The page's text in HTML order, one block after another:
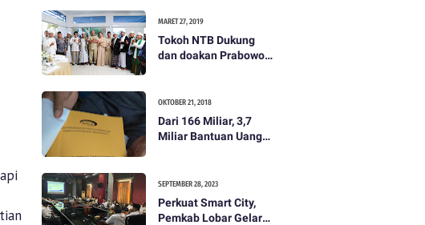
MARET 27, 2019
Tokoh NTB Dukung
dan doakan Prabowo
OKTOBER 21, 2018
Dari 166 Miliar, 3,7
Miliar Bantuan Uang
SEPTEMBER 28, 2023
Perkuat Smart City,
Pemkab Lobar Gelar